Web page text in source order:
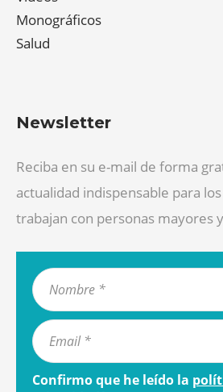
Monográficos
Salud
Newsletter
Reciba en su e-mail de forma
actualidad indispensable para
trabajan con personas mayores
Confirmo que he leído la